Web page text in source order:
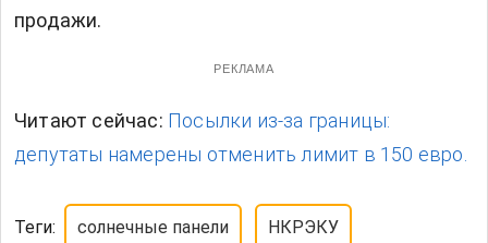
продажи.
РЕКЛАМА
Читают сейчас: Посылки из-за границы:
депутаты намерены отменить лимит в 150 евро.
Теги: солнечные панели НКРЭКУ